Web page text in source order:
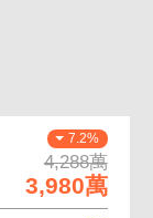
7.2%
4,288萬
3,980萬